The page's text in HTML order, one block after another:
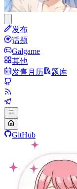
发布
话题
Galgame
其他
发售月历
题库
GitHub